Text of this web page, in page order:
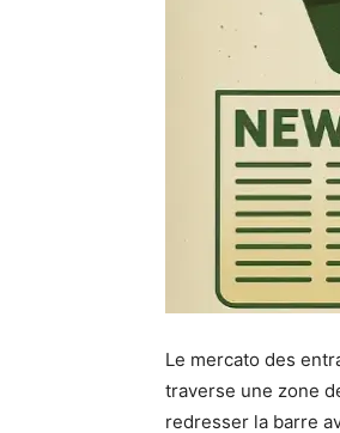
Le mercato des
traverse une zone
redresser la barre